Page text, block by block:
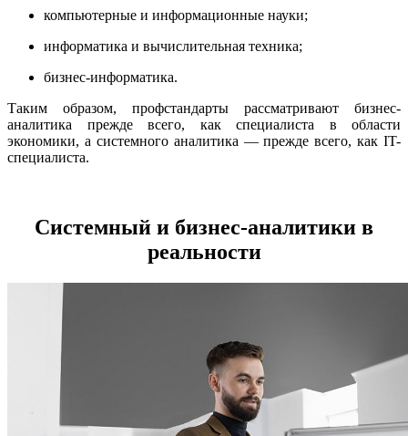
компьютерные и информационные науки;
информатика и вычислительная техника;
бизнес-информатика.
Таким образом, профстандарты рассматривают бизнес-
аналитика прежде всего, как специалиста в области
экономики, а системного аналитика — прежде всего, как IT-
специалиста.
Системный и бизнес-аналитики в
реальности